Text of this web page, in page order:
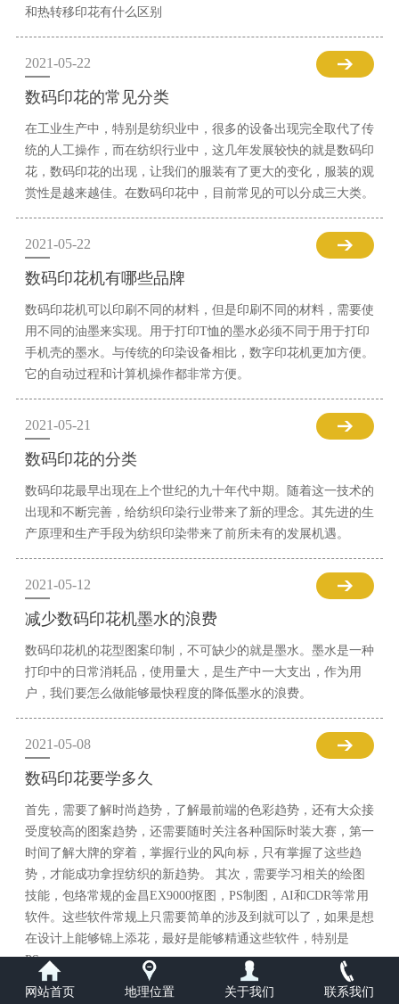
和热转移印花有什么区别
2021-05-22
数码印花的常见分类
在工业生产中，特别是纺织业中，很多的设备出现完全取代了传
统的人工操作，而在纺织行业中，这几年发展较快的就是数码印
花，数码印花的出现，让我们的服装有了更大的变化，服装的观
赏性是越来越佳。在数码印花中，目前常见的可以分成三大类。
2021-05-22
数码印花机有哪些品牌
数码印花机可以印刷不同的材料，但是印刷不同的材料，需要使
用不同的油墨来实现。用于打印T恤的墨水必须不同于用于打印
手机壳的墨水。与传统的印染设备相比，数字印花机更加方便。
它的自动过程和计算机操作都非常方便。
2021-05-21
数码印花的分类
数码印花最早出现在上个世纪的九十年代中期。随着这一技术的
出现和不断完善，给纺织印染行业带来了新的理念。其先进的生
产原理和生产手段为纺织印染带来了前所未有的发展机遇。
2021-05-12
减少数码印花机墨水的浪费
数码印花机的花型图案印制，不可缺少的就是墨水。墨水是一种
打印中的日常消耗品，使用量大，是生产中一大支出，作为用
户，我们要怎么做能够最快程度的降低墨水的浪费。
2021-05-08
数码印花要学多久
首先，需要了解时尚趋势，了解最前端的色彩趋势，还有大众接
受度较高的图案趋势，还需要随时关注各种国际时装大赛，第一
时间了解大牌的穿着，掌握行业的风向标，只有掌握了这些趋
势，才能成功拿捏纺织的新趋势。 其次，需要学习相关的绘图
技能，包络常规的金昌EX9000抠图，PS制图，AI和CDR等常用
软件。这些软件常规上只需要简单的涉及到就可以了，如果是想
在设计上能够锦上添花，最好是能够精通这些软件，特别是
PS。
网站首页 地理位置 关于我们 联系我们